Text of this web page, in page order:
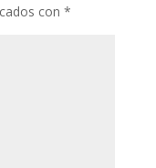
con *